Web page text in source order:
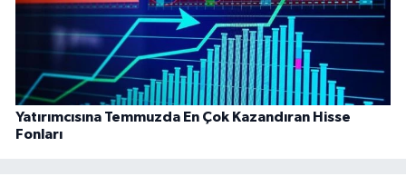
Yatırımcısına Temmuzda En Çok Kazandıran Hisse
Fonları